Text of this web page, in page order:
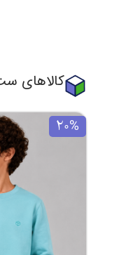
کالاهای
20%